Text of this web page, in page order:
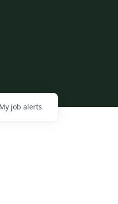
My job alerts